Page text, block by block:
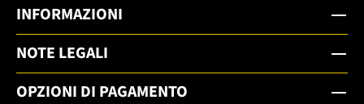
INFORMAZIONI
NOTE LEGALI
OPZIONI DI PAGAMENTO